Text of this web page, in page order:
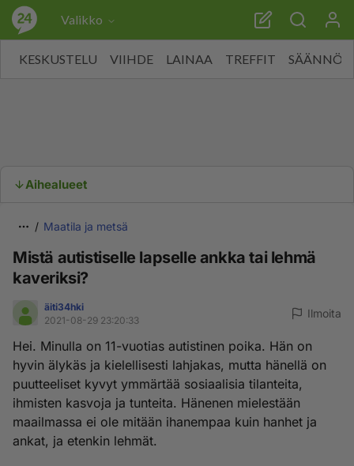
Valikko
KESKUSTELU VIIHDE LAINAA TREFFIT SÄÄNNÖT
Aihealueet
Maatila ja metsä
Mistä autistiselle lapselle ankka tai lehmä
kaveriksi?
äiti34hki
2021-08-29 23:20:33
Ilmoita
Hei. Minulla on 11-vuotias autistinen poika. Hän on
hyvin älykäs ja kielellisesti lahjakas, mutta hänellä on
puutteeliset kyvyt ymmärtää sosiaalisia tilanteita,
ihmisten kasvoja ja tunteita. Hänenen mielestään
maailmassa ei ole mitään ihanempaa kuin hanhet ja
ankat, ja etenkin lehmät.